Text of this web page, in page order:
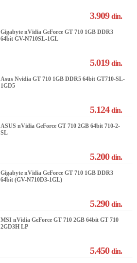
3.909din.
Gigabyte nVidia GeForce GT 710 1GB DDR3
64bit GV-N710SL-1GL
5.019din.
Asus Nvidia GT 710 1GB DDR5 64bit GT710-SL-
1GD5
5.124din.
ASUS nVidia GeForce GT 710 2GB 64bit 710-2-
SL
5.200din.
Gigabyte nVidia GeForce GT 710 1GB DDR3
64bit (GV-N710D3-1GL)
5.290din.
MSI nVidia GeForce GT 710 2GB 64bit GT 710
2GD3H LP
5.450din.